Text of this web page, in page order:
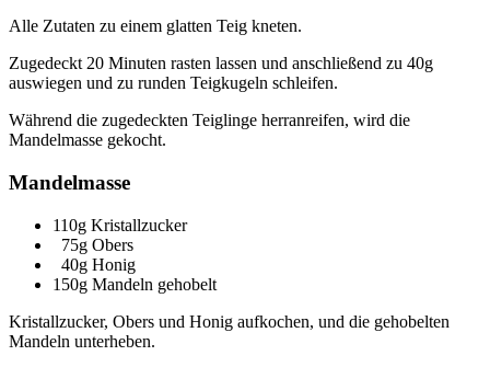
Alle Zutaten zu einem glatten Teig kneten.
Zugedeckt 20 Minuten rasten lassen und anschließend zu 40g
auswiegen und zu runden Teigkugeln schleifen.
Während die zugedeckten Teiglinge herranreifen, wird die
Mandelmasse gekocht.
Mandelmasse
110g Kristallzucker
75g Obers
40g Honig
150g Mandeln gehobelt
Kristallzucker, Obers und Honig aufkochen, und die gehobelten
Mandeln unterheben.